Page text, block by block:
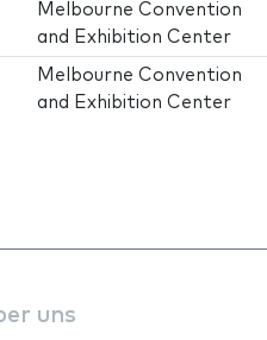
Melbourne Convention
and Exhibition Center
Melbourne Convention
and Exhibition Center
uns